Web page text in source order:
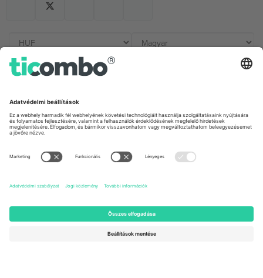
Germany
Unter den Linden 24, 10117
Berlin, Germany
United Kingdom
167 City Road, London, Greater
Newark, Delaware 19713, United
States
Engelberg, Switzerland